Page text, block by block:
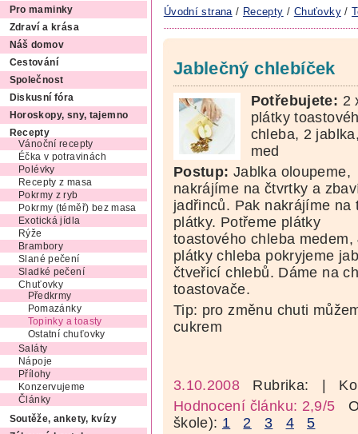
Pro maminky
Zdraví a krása
Náš domov
Cestování
Společnost
Diskusní fóra
Horoskopy, sny, tajemno
Recepty
Vánoční recepty
Éčka v potravinách
Polévky
Recepty z masa
Pokrmy z ryb
Pokrmy (téměř) bez masa
Exotická jídla
Rýže
Brambory
Slané pečení
Sladké pečení
Chuťovky
Předkrmy
Pomazánky
Topinky a toasty
Ostatní chuťovky
Saláty
Nápoje
Přílohy
Konzervujeme
Články
Soutěže, ankety, kvízy
Úvodní strana / Recepty / Chuťovky/
Jablečný chlebíček
Potřebujete: 2
plátky
chleba, 2
med
Postup: Jablka oloupeme,
nakrájíme na čtvrtky a
jadřinců. Pak nakrájíme na
plátky. Potřeme plátky
toastového chleba medem,
plátky chleba pokryjeme
čtveřicí chlebů. Dáme na
toastovače.
Tip: pro změnu chuti
cukrem
3.10.2008 Rubrika:
|
Hodnocení článku: 2,9/5
škole): 1 2 3 4 5